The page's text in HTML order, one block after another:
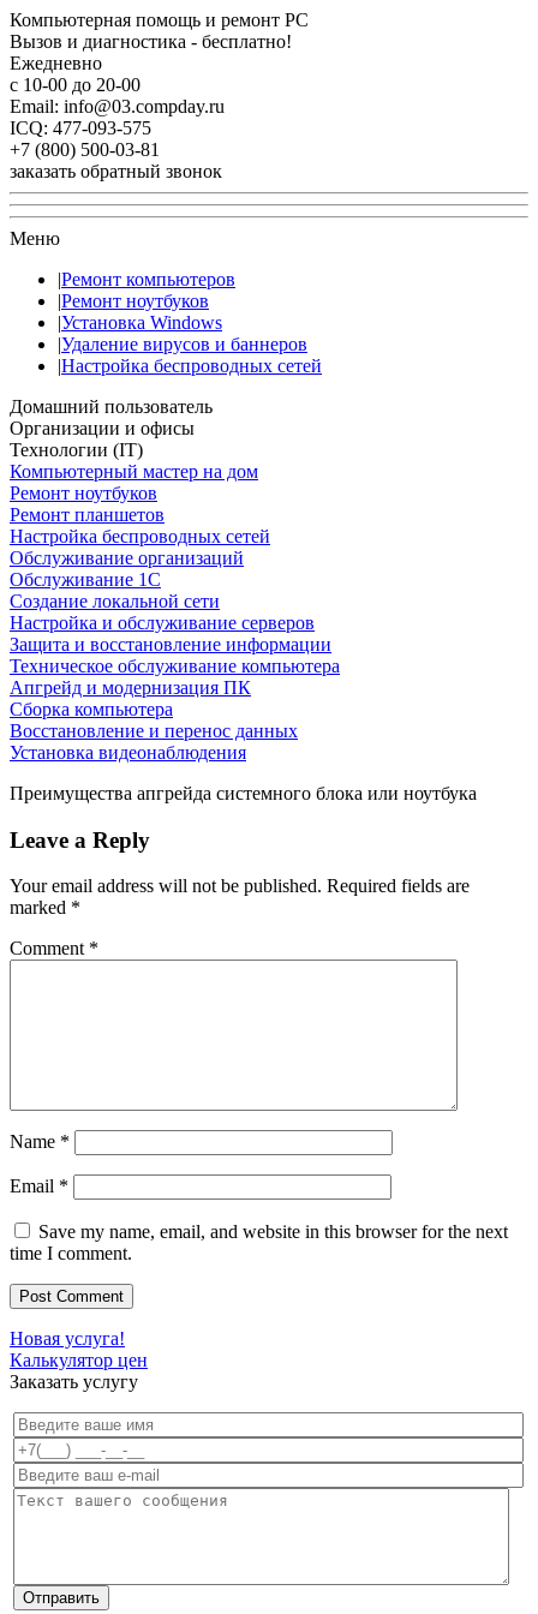
Компьютерная помощь и ремонт PC
Вызов и диагностика - бесплатно!
Ежедневно
с 10-00 до 20-00
Email: info@03.compday.ru
ICQ: 477-093-575
+7 (800) 500-03-81
заказать обратный звонок
Меню
|Ремонт компьютеров
|Ремонт ноутбуков
|Установка Windows
|Удаление вирусов и баннеров
|Настройка беспроводных сетей
Домашний пользователь
Организации и офисы
Технологии (IT)
Компьютерный мастер на дом
Ремонт ноутбуков
Ремонт планшетов
Настройка беспроводных сетей
Обслуживание организаций
Обслуживание 1С
Создание локальной сети
Настройка и обслуживание серверов
Защита и восстановление информации
Техническое обслуживание компьютера
Апгрейд и модернизация ПК
Сборка компьютера
Восстановление и перенос данных
Установка видеонаблюдения
Преимущества апгрейда системного блока или ноутбука
Leave a Reply
Your email address will not be published. Required fields are
marked *
Comment *
Name *
Email *
Save my name, email, and website in this browser for the next
time I comment.
Новая услуга!
Калькулятор цен
Заказать услугу